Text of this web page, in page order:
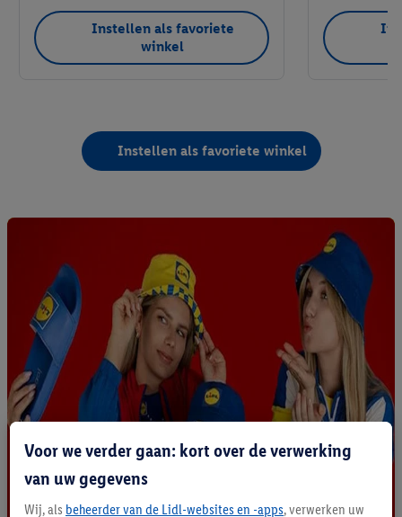
Instellen als favoriete
winkel
Instellen als favoriete winkel
Voor we verder gaan: kort over de verwerking
van uw gegevens
Wij, als beheerder van de Lidl-websites en -apps, verwerken uw